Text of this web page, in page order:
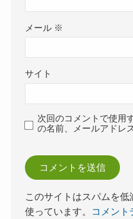
メール ※
サイト
次回のコメントで使用
の名前、メールアドレ
このサイトはスパムを
使っています。
コメント